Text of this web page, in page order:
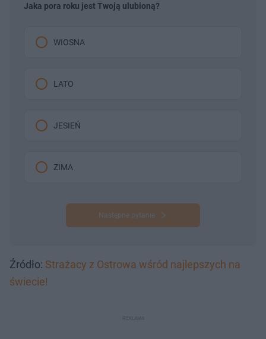
Jaka pora roku jest Twoją ulubioną?
WIOSNA
LATO
JESIEŃ
ZIMA
Następne pytanie
Źródło: Strażacy z Ostrowa wśród najlepszych na
świecie!